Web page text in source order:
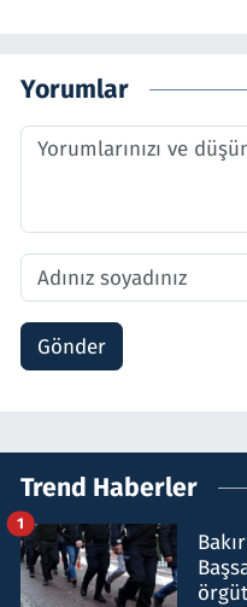
Yorumlar
Gönder
Trend Haberler
1